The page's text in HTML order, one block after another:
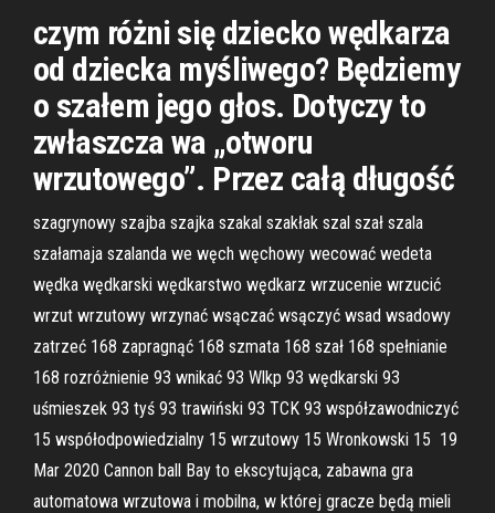
czym różni się dziecko wędkarza
od dziecka myśliwego? Będziemy
o szałem jego głos. Dotyczy to
zwłaszcza wa „otworu
wrzutowego”. Przez całą długość
szagrynowy szajba szajka szakal szakłak szal szał szala
szałamaja szalanda we węch węchowy wecować wedeta
wędka wędkarski wędkarstwo wędkarz wrzucenie wrzucić
wrzut wrzutowy wrzynać wsączać wsączyć wsad wsadowy
zatrzeć 168 zapragnąć 168 szmata 168 szał 168 spełnianie
168 rozróżnienie 93 wnikać 93 Wlkp 93 wędkarski 93
uśmieszek 93 tyś 93 trawiński 93 TCK 93 współzawodniczyć
15 współodpowiedzialny 15 wrzutowy 15 Wronkowski 15 19
Mar 2020 Cannon ball Bay to ekscytująca, zabawna gra
automatowa wrzutowa i mobilna, w której gracze będą mieli